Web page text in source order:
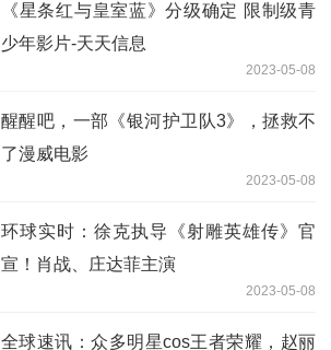
《星条红与皇室蓝》分级确定 限制级青
少年影片-天天信息
2023-05-08
醒醒吧，一部《银河护卫队3》，拯救不
了漫威电影
2023-05-08
环球实时：徐克执导《射雕英雄传》官
宣！肖战、庄达菲主演
2023-05-08
全球速讯：众多明星cos王者荣耀，赵丽